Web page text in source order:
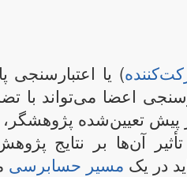
) یا
اعضا می‌تواند با
پیش تعیین‌شده
آن‌ها بر نتایج
در یک مسیر حسابرسی